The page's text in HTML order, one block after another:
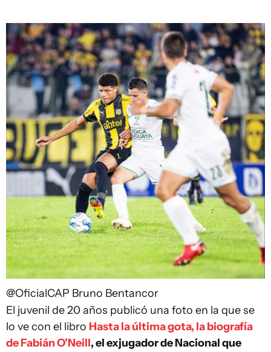
@OficialCAP Bruno Bentancor
El juvenil de 20 años publicó una foto en la que se
lo ve con el libro Hasta la última gota, la biografía
de Fabián O’Neill, el exjugador de Nacional que